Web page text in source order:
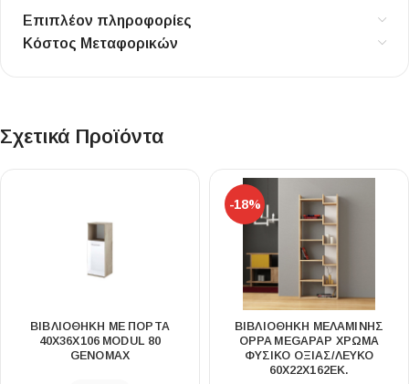
Επιπλέον πληροφορίες
Κόστος Μεταφορικών
Σχετικά Προϊόντα
ΒΙΒΛΙΟΘΉΚΗ ΜΕ ΠΌΡΤΑ
40X36X106 MODUL 80
GENOMAX
-18%
ΒΙΒΛΙΟΘΉΚΗ ΜΕΛΑΜΊΝΗΣ
OPPA MEGAPAP ΧΡΏΜΑ
ΦΥΣΙΚΌ ΟΞΙΆΣ/ΛΕΥΚΌ
60X22X162ΕΚ.